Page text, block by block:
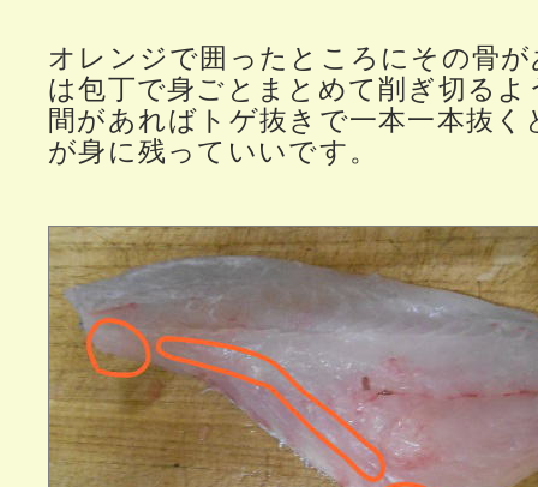
オレンジで囲ったところにその骨
は包丁で身ごとまとめて削ぎ切る
間があればトゲ抜きで一本一本抜
が身に残っていいです。